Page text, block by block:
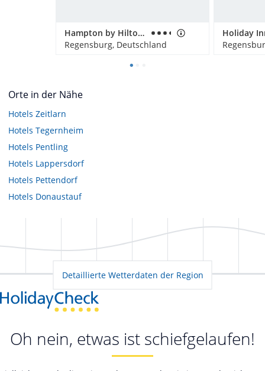
Hampton by Hilton Regensburg
Regensburg, Deutschland
Orte in der Nähe
Hotels Zeitlarn
Hotels Tegernheim
Hotels Pentling
Hotels Lappersdorf
Hotels Pettendorf
Hotels Donaustauf
Detaillierte Wetterdaten der Region
Oh nein, etwas ist schiefgelaufen!